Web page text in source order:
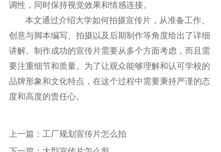
调性，同时保持视觉效果和情感连接。
本文通过介绍大学如何拍摄宣传片，从准备工作、
创意与脚本编写、拍摄以及后期制作等角度给出了详细
讲解。制作成功的宣传片需要从多个方面考虑，而且需
要注重细节和质量。为了让观众能够理解和认可学校的
品牌形象和文化特点，在这个过程中需要秉持严谨的态
度和高度的责任心。
上一篇： 工厂规划宣传片怎么拍